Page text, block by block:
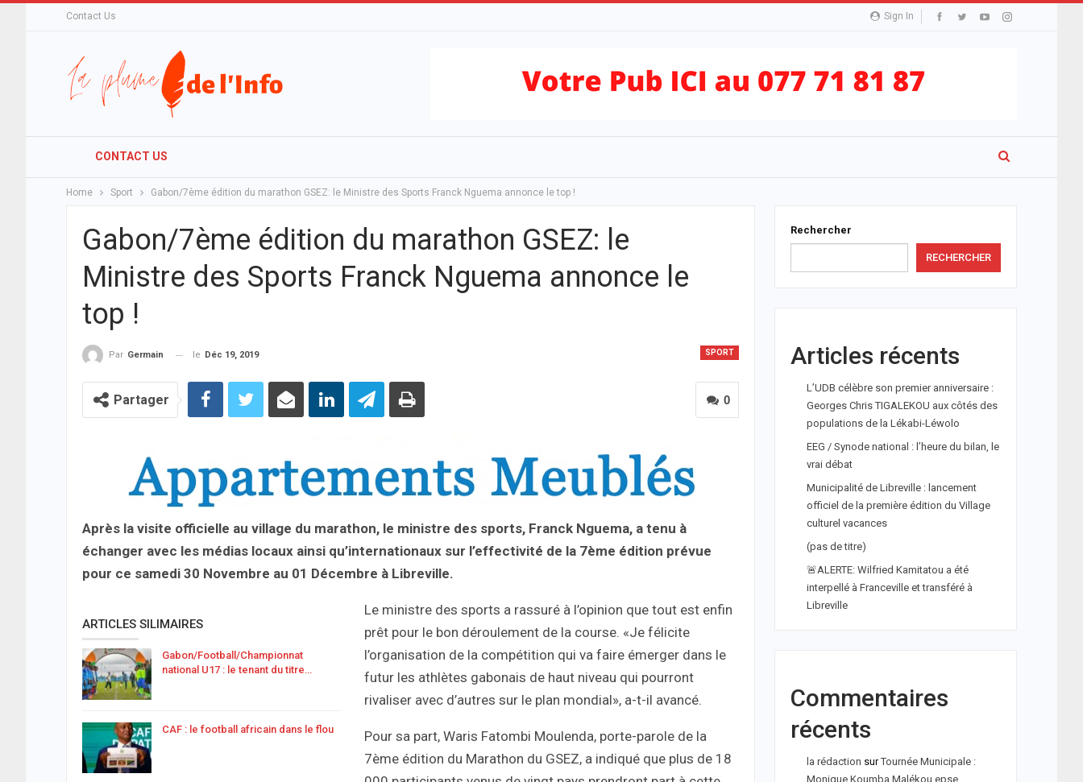
Sign In
Contact Us
CONTACT US
Home Sport Gabon/7ème édition du marathon GSEZ: le Ministre des Sports Franck Nguema annonce le top !
Gabon/7ème édition du marathon GSEZ: le
Ministre des Sports Franck Nguema annonce le
top !
SPORT
Par Germain le Déc 19, 2019
0
Partager
Après la visite officielle au village du marathon, le ministre des sports, Franck Nguema, a tenu à
échanger avec les médias locaux ainsi qu’internationaux sur l’effectivité de la 7ème édition prévue
pour ce samedi 30 Novembre au 01 Décembre à Libreville.
ARTICLES SILIMAIRES
Gabon/Football/Championnat
national U17 : le tenant du titre…
CAF : le football africain dans le flou
Le ministre des sports a rassuré à l’opinion que tout est enfin
prêt pour le bon déroulement de la course. «Je félicite
l’organisation de la compétition qui va faire émerger dans le
futur les athlètes gabonais de haut niveau qui pourront
rivaliser avec d’autres sur le plan mondial», a-t-il avancé.
Pour sa part, Waris Fatombi Moulenda, porte-parole de la
7ème édition du Marathon du GSEZ, a indiqué que plus de 18
Rechercher
RECHERCHER
Articles récents
L’UDB célèbre son premier anniversaire :
Georges Chris TIGALEKOU aux côtés des
populations de la Lékabi-Léwolo
EEG / Synode national : l’heure du bilan, le
vrai débat
Municipalité de Libreville : lancement
officiel de la première édition du Village
culturel vacances
(pas de titre)
🚨ALERTE: Wilfried Kamitatou a été
interpellé à Franceville et transféré à
Libreville
Commentaires
récents
la rédaction surTournée Municipale :
Monique Koumba Malékou epse